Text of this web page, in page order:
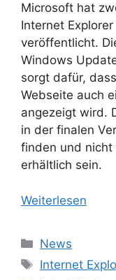
Microsoft hat
Internet
veröffentlicht.
Windows
sorgt dafür,
Webseite auch
angezeigt wird.
in der finalen
finden und nicht
erhältlich sein.
Weiterlesen
Kategorien
News
Schlagwörter
Internet